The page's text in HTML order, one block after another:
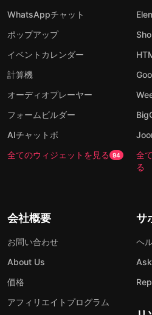
WhatsAppチャット
ポップアップ
イベントカレンダー
計算機
オーディオプレーヤー
フォームビルダー
AIチャットボ
全てのウィジェットを見る 94
全
る
会社概要
お問い合わせ
About Us
価格
アフィリエイトプログラム
サ
ヘ